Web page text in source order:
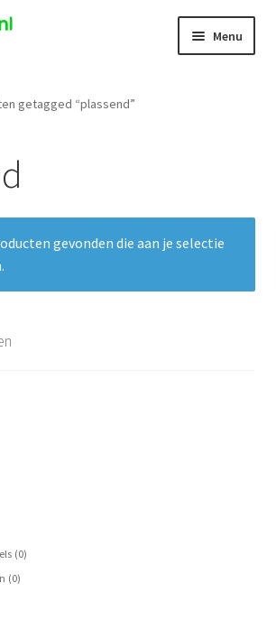
Menu
getagged “plassend”
gevonden die aan je selectie
(0)
(0)